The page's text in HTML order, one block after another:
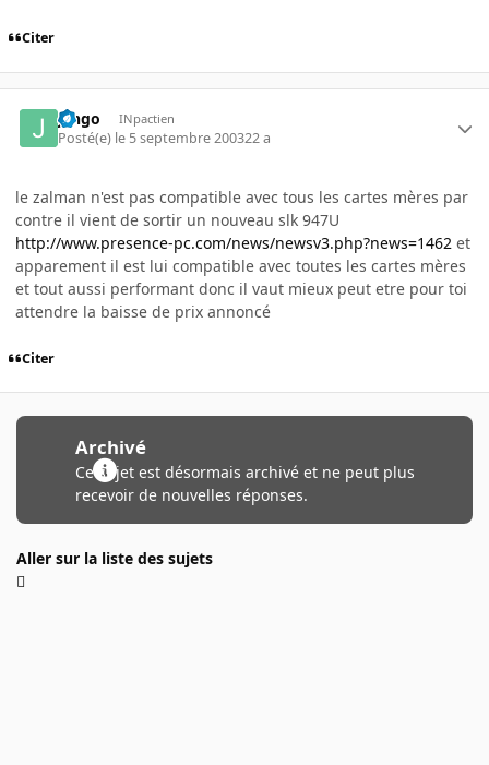
Citer
jango INpactien
Posté(e) le 5 septembre 200322 a
le zalman n'est pas compatible avec tous les cartes mères par
contre il vient de sortir un nouveau slk 947U
http://www.presence-pc.com/news/newsv3.php?news=1462 et
apparement il est lui compatible avec toutes les cartes mères
et tout aussi performant donc il vaut mieux peut etre pour toi
attendre la baisse de prix annoncé
Citer
Archivé
Ce sujet est désormais archivé et ne peut plus
recevoir de nouvelles réponses.
Aller sur la liste des sujets